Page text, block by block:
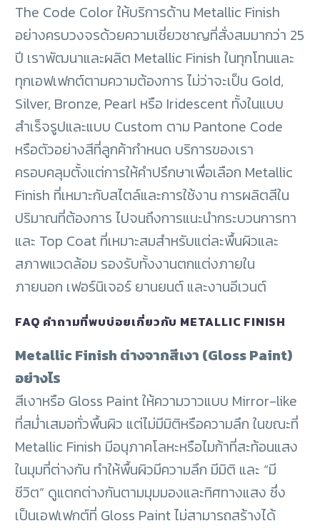
The Code Color ให้บริการด้าน Metallic Finish
อย่างครบวงจรด้วยความเชี่ยวชาญที่สั่งสมมากว่า 25
ปี เราพัฒนาและผลิต Metallic Finish ในทุกโทนและ
ทุกเอฟเฟกต์ตามความต้องการ ไม่ว่าจะเป็น Gold,
Silver, Bronze, Pearl หรือ Iridescent ทั้งในแบบ
สำเร็จรูปและแบบ Custom ตาม Pantone Code
หรือตัวอย่างสีที่ลูกค้ากำหนด บริการของเรา
ครอบคลุมตั้งแต่การให้คำปรึกษาเพื่อเลือก Metallic
Finish ที่เหมาะกับสไตล์และการใช้งาน การผลิตสีใน
ปริมาณที่ต้องการ ไปจนถึงการแนะนำกระบวนการทา
และ Top Coat ที่เหมาะสมสำหรับแต่ละพื้นผิวและ
สภาพแวดล้อม รองรับทั้งงานตกแต่งภายใน
ภายนอก เฟอร์นิเจอร์ ยานยนต์ และงานอีเวนต์
FAQ คำถามที่พบบ่อยเกี่ยวกับ METALLIC FINISH
Metallic Finish ต่างจากสีเงา (Gloss Paint)
อย่างไร
สีเงาหรือ Gloss Paint ให้ความวาวแบบ Mirror-like
ที่สม่ำเสมอทั่วพื้นผิว แต่ไม่มีมิติหรือความลึก ในขณะที่
Metallic Finish มีอนุภาคโลหะหรือไมก้าที่สะท้อนแสง
ในมุมที่ต่างกัน ทำให้พื้นผิวมีความลึก มีมิติ และ “มี
ชีวิต” ดูแตกต่างกันตามมุมมองและทิศทางแสง ซึ่ง
เป็นเอฟเฟกต์ที่ Gloss Paint ไม่สามารถสร้างได้